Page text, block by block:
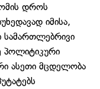
დროს
იმისა,
სამართლებრივი
პოლიტიკური
ასეთი მცდელობა